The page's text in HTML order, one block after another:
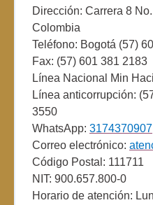
Dirección: Carrera 8
Colombia
Teléfono: Bogotá (57)
Fax: (57) 601 381 2183
Línea Nacional Min
Línea anticorrupción:
3550
WhatsApp: 3174370907
Correo electrónico:
Código Postal: 111711
NIT: 900.657.800-0
Horario de atención: